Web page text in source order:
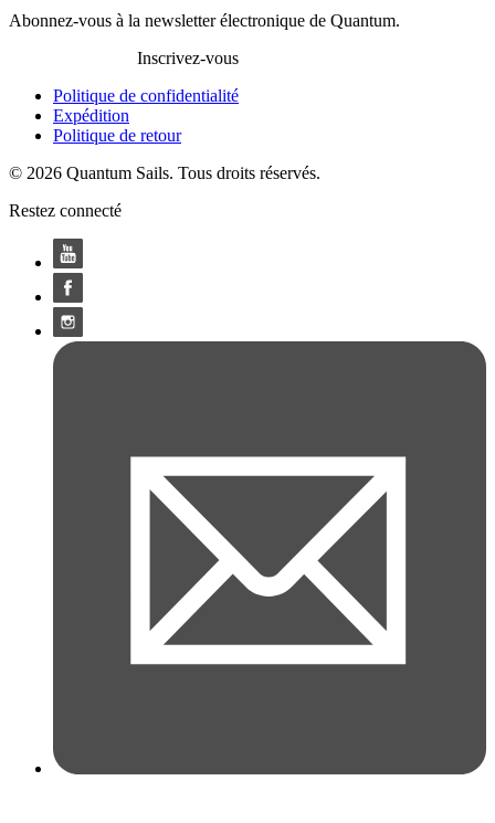
Abonnez-vous à la newsletter électronique de Quantum.
Inscrivez-vous
Politique de confidentialité
Expédition
Politique de retour
© 2026 Quantum Sails. Tous droits réservés.
Restez connecté